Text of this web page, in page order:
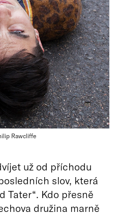
Rawcliffe
už od příchodu
slov, která
Tater“. Kdo přesně
družina marně